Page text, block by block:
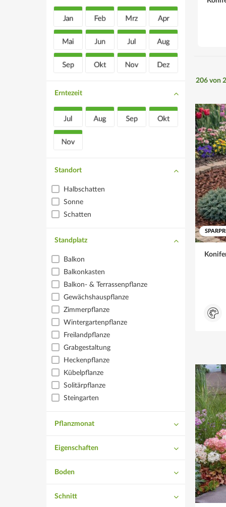
Erntezeit
Standort
Halbschatten
Sonne
Schatten
Standplatz
Balkon
Balkonkasten
Balkon- & Terrassenpflanze
Gewächshauspflanze
Zimmerpflanze
Wintergartenpflanze
Freilandpflanze
Grabgestaltung
Heckenpflanze
Kübelpflanze
Solitärpflanze
Steingarten
Pflanzmonat
Eigenschaften
Laubabwerfend
Duftend
Boden
normal
Schnitt
206 von